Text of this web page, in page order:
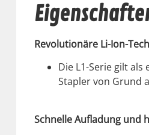
Rev­o­lu­tionäre Li-Ion-
Die L1-Serie gilt
Sta­pler von Grund
Schnelle Aufladung und